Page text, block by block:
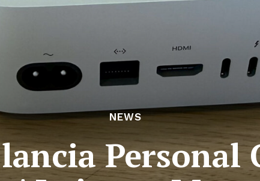
NEWS
Personal